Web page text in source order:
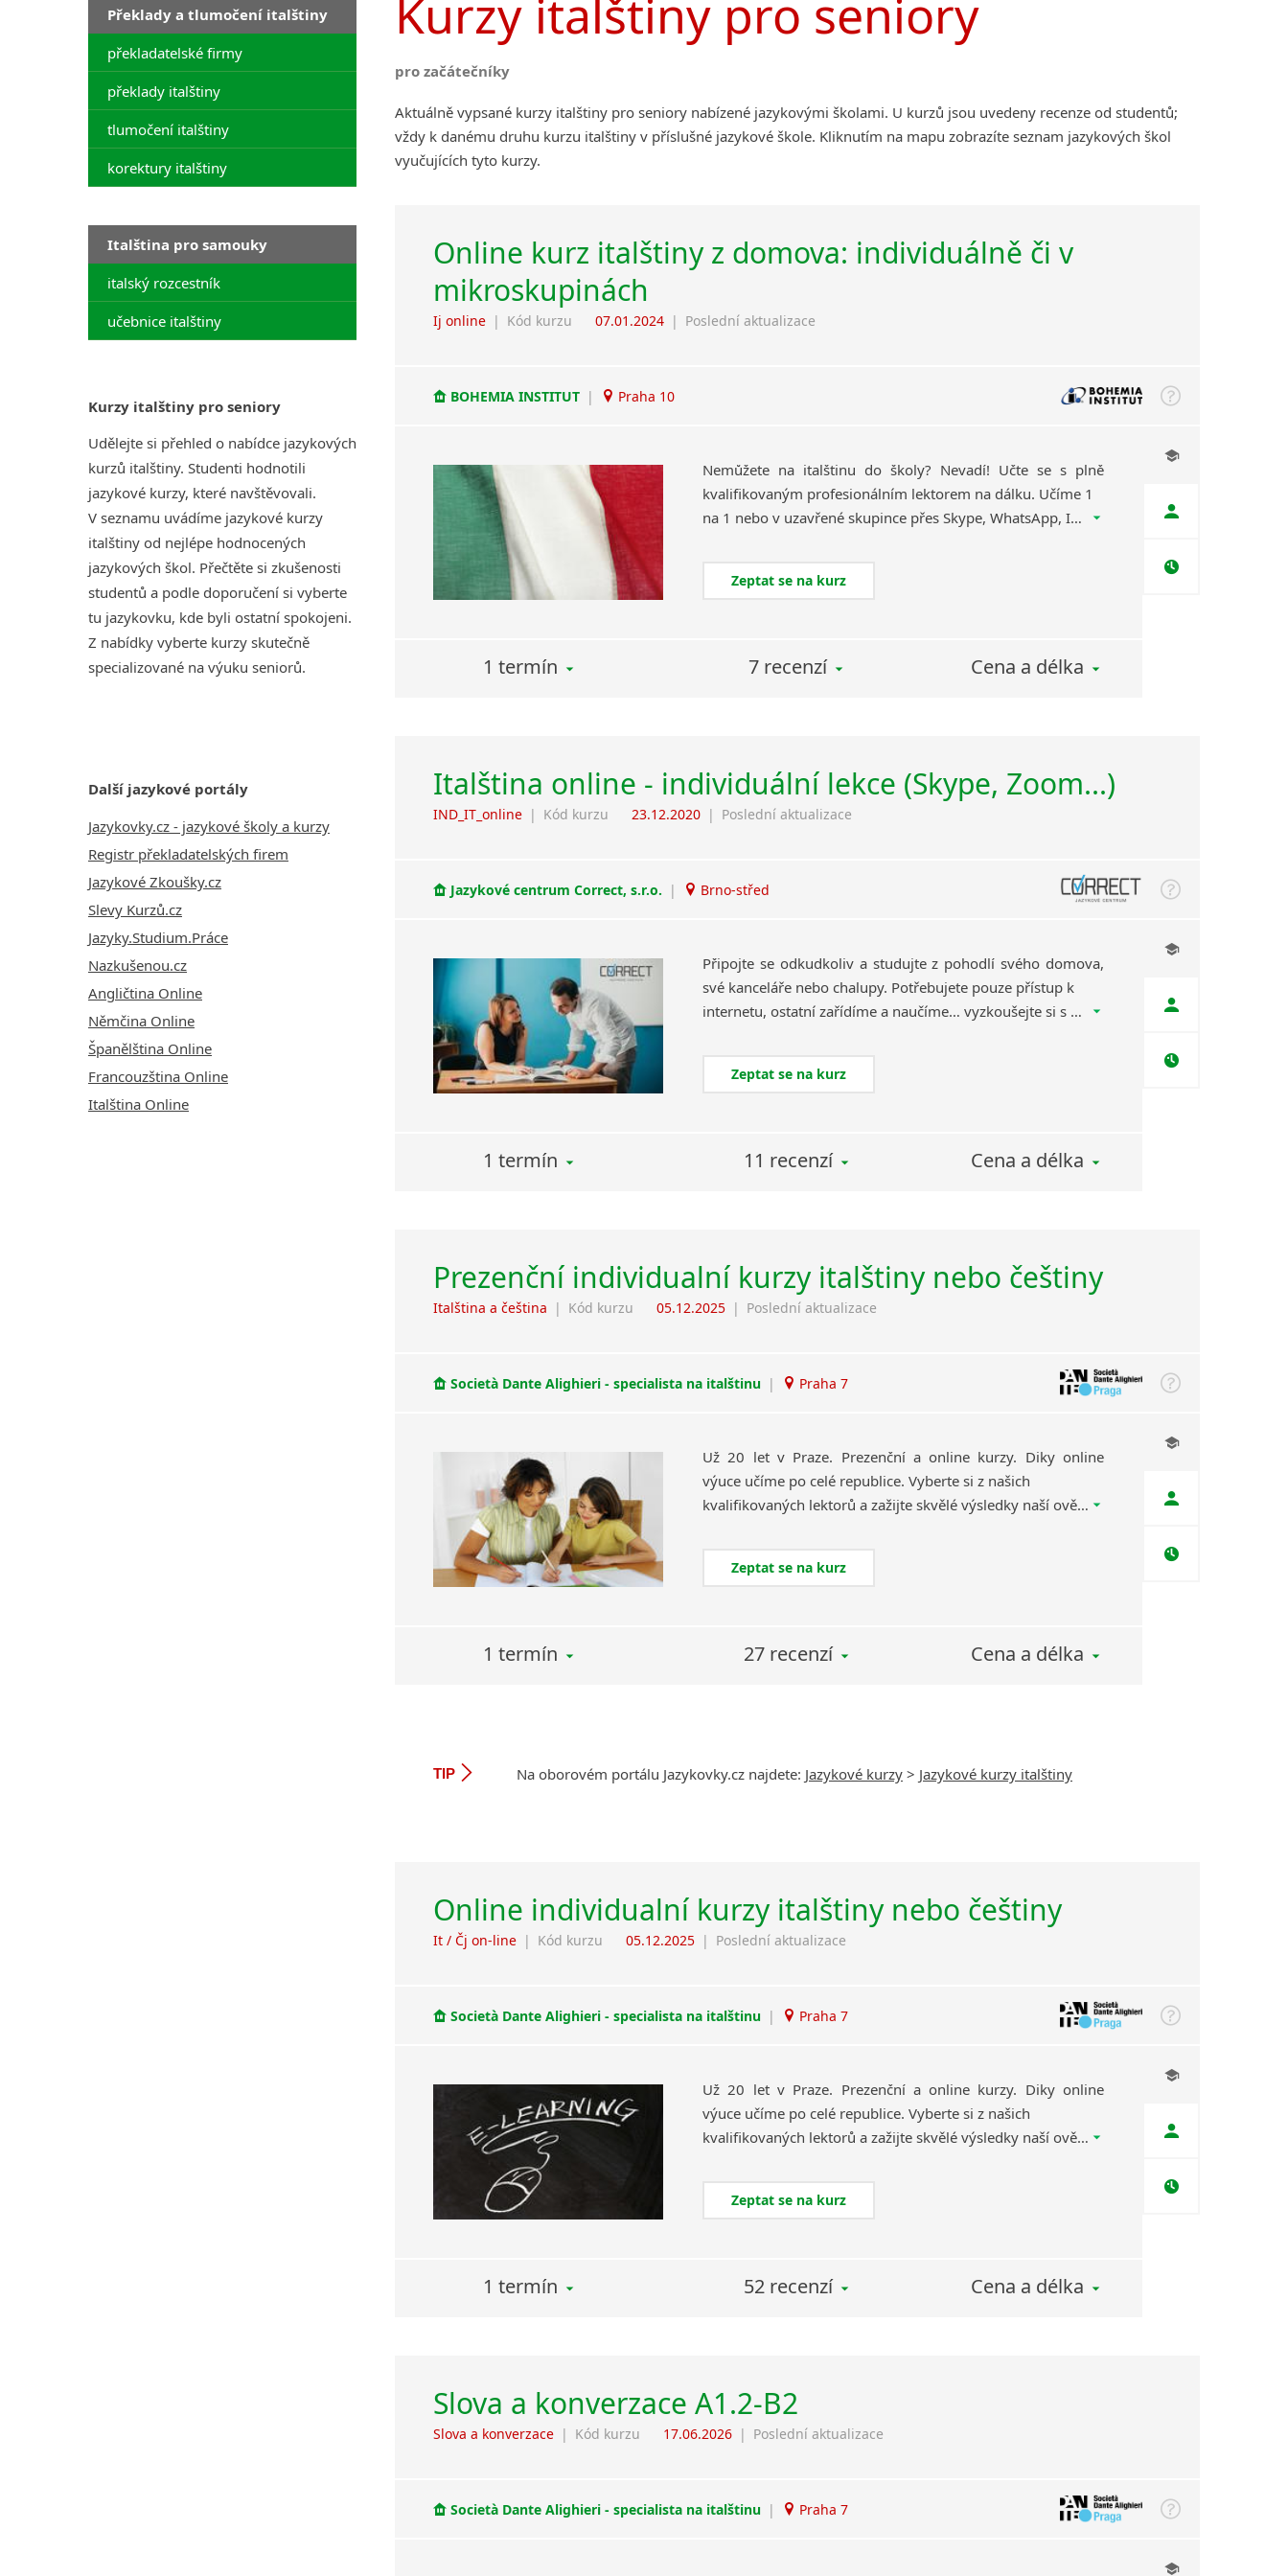
Překlady a tlumočení italštiny
překladatelské firmy
překlady italštiny
tlumočení italštiny
korektury italštiny
Italština pro samouky
italský rozcestník
učebnice italštiny
Kurzy italštiny pro seniory
Udělejte si přehled o nabídce jazykových
kurzů italštiny. Studenti hodnotili
jazykové kurzy, které navštěvovali.
V seznamu uvádíme jazykové kurzy
italštiny od nejlépe hodnocených
jazykových škol. Přečtěte si zkušenosti
studentů a podle doporučení si vyberte
tu jazykovku, kde byli ostatní spokojeni.
Z nabídky vyberte kurzy skutečně
specializované na výuku seniorů.
Další jazykové portály
Jazykovky.cz - jazykové školy a kurzy
Registr překladatelských firem
Jazykové Zkoušky.cz
Slevy Kurzů.cz
Jazyky.Studium.Práce
Nazkušenou.cz
Angličtina Online
Němčina Online
Španělština Online
Francouzština Online
Italština Online
Kurzy italštiny pro seniory
pro začátečníky
Aktuálně vypsané kurzy italštiny pro seniory nabízené jazykovými školami. U kurzů jsou uvedeny recenze od studentů;
vždy k danému druhu kurzu italštiny v příslušné jazykové škole. Kliknutím na mapu zobrazíte seznam jazykových škol
vyučujících tyto kurzy.
Online kurz italštiny z domova: individuálně či v
mikroskupinách
Ij online | Kód kurzu 07.01.2024 | Poslední aktualizace
BOHEMIA INSTITUT | Praha 10
Nemůžete na italštinu do školy? Nevadí! Učte se s plně
kvalifikovaným profesionálním lektorem na dálku. Učíme 1
na 1 nebo v uzavřené skupince přes Skype, WhatsApp, Instagram, Zoom, Google Meet, Hangouts, MS Teams, Webex atd.
Zeptat se na kurz
1 termín 7 recenzí Cena a délka
Italština online - individuální lekce (Skype, Zoom...)
IND_IT_online | Kód kurzu 23.12.2020 | Poslední aktualizace
Jazykové centrum Correct, s.r.o. | Brno-střed
Připojte se odkudkoliv a studujte z pohodlí svého domova,
své kanceláře nebo chalupy. Potřebujete pouze přístup k
internetu, ostatní zařídíme a naučíme… vyzkoušejte si s námi, jak onlineundefinedSkype výuka může fungovat.
Zeptat se na kurz
1 termín 11 recenzí Cena a délka
Prezenční individualní kurzy italštiny nebo češtiny
Italština a čeština | Kód kurzu 05.12.2025 | Poslední aktualizace
Società Dante Alighieri - specialista na italštinu | Praha 7
Už 20 let v Praze. Prezenční a online kurzy. Diky online
výuce učíme po celé republice. Vyberte si z našich
kvalifikovaných lektorů a zažijte skvělé výsledky naší ověřené výukové metody, díky které se naučíte jazyk efektivně, rychle a zábavnou formou.
Zeptat se na kurz
1 termín 27 recenzí Cena a délka
TIP Na oborovém portálu Jazykovky.cz najdete: Jazykové kurzy > Jazykové kurzy italštiny
Online individualní kurzy italštiny nebo češtiny
It / Čj on-line | Kód kurzu 05.12.2025 | Poslední aktualizace
Società Dante Alighieri - specialista na italštinu | Praha 7
Už 20 let v Praze. Prezenční a online kurzy. Diky online
výuce učíme po celé republice. Vyberte si z našich
kvalifikovaných lektorů a zažijte skvělé výsledky naší ověřené výukové metody, díky které se naučíte jazyk efektivně, rychle a zábavnou formou.
Zeptat se na kurz
1 termín 52 recenzí Cena a délka
Slova a konverzace A1.2-B2
Slova a konverzace | Kód kurzu 17.06.2026 | Poslední aktualizace
Società Dante Alighieri - specialista na italštinu | Praha 7